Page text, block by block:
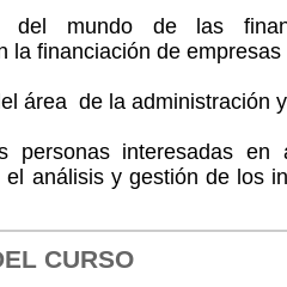
del mundo de las
la financiación de empresas
área de la administración
personas interesadas en
el análisis y gestión de los
CURSO